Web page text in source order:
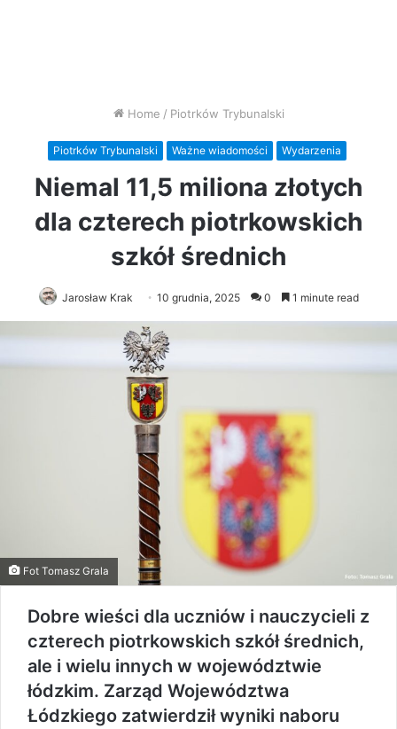
Home / Piotrków Trybunalski
Piotrków Trybunalski Ważne wiadomości Wydarzenia
Niemal 11,5 miliona złotych
dla czterech piotrkowskich
szkół średnich
Jarosław Krak 10 grudnia, 2025 0 1 minute read
Fot Tomasz Grala
Dobre wieści dla uczniów i nauczycieli z
czterech piotrkowskich szkół średnich,
ale i wielu innych w województwie
łódzkim. Zarząd Województwa
Łódzkiego zatwierdził wyniki naboru